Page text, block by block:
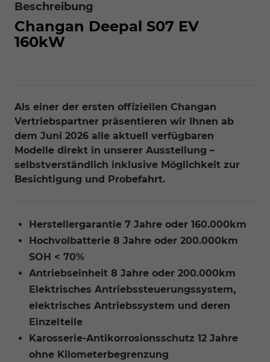
Beschreibung
Changan Deepal S07 EV
160kW
Als einer der ersten offiziellen Changan
Vertriebspartner präsentieren wir Ihnen ab
dem Juni 2026 alle aktuell verfügbaren
Modelle direkt in unserer Ausstellung –
selbstverständlich inklusive Möglichkeit zur
Besichtigung und Probefahrt.
Herstellergarantie 7 Jahre oder 160.000km
Hochvolbatterie 8 Jahre oder 200.000km
SOH < 70%
Antriebseinheit 8 Jahre oder 200.000km
Elektrisches Antriebssteuerungssystem,
elektrisches Antriebssystem und deren
Einzelteile
Karosserie-Antikorrosionsschutz 12 Jahre
ohne Kilometerbegrenzung